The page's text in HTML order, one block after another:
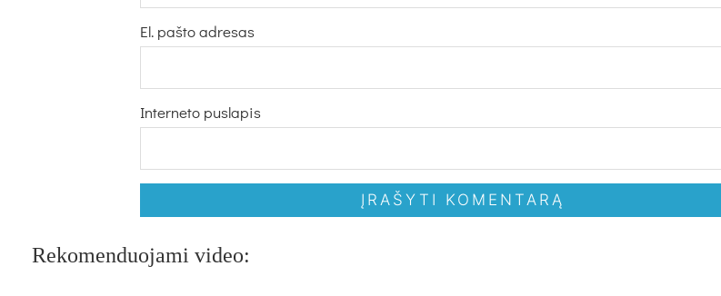
El. pašto adresas
Interneto puslapis
Rekomenduojami video: